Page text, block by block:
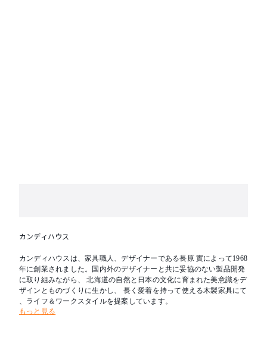
カンディハウス
カンディハウスは、家具職人、デザイナーである長原 實によって1968
年に創業されました。国内外のデザイナーと共に妥協のない製品開発
に取り組みながら、 北海道の自然と日本の文化に育まれた美意識をデ
ザインとものづくりに生かし、 長く愛着を持って使える木製家具にて
、ライフ＆ワークスタイルを提案しています。
もっと見る